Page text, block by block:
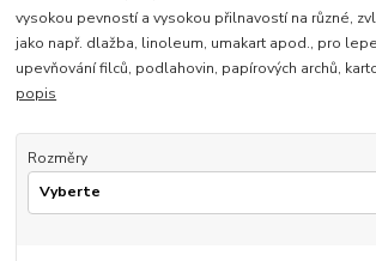
vysokou pevností a vysokou přilnavostí na různé,
jako např. dlažba, linoleum, umakart apod., pro
upevňování filců, podlahovin, papírových archů,
popis
Rozměry